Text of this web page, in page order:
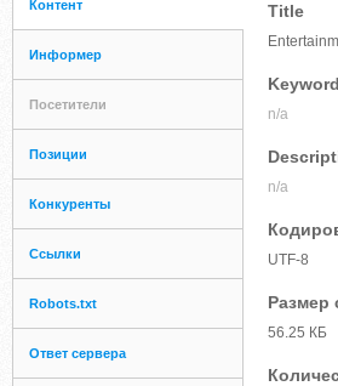
Контент
Информер
Посетители
Позиции
Конкуренты
Ссылки
Robots.txt
Ответ сервера
Title
n/a
n/a
UTF-8
Размер
56.25 КБ